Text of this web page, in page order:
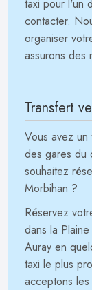
taxi pour l'un
contacter.
organiser
assurons des
Transfert
Vous avez
des gares du
souhaitez
Morbihan ?
Réservez
dans la
Auray en
taxi le plus
acceptons